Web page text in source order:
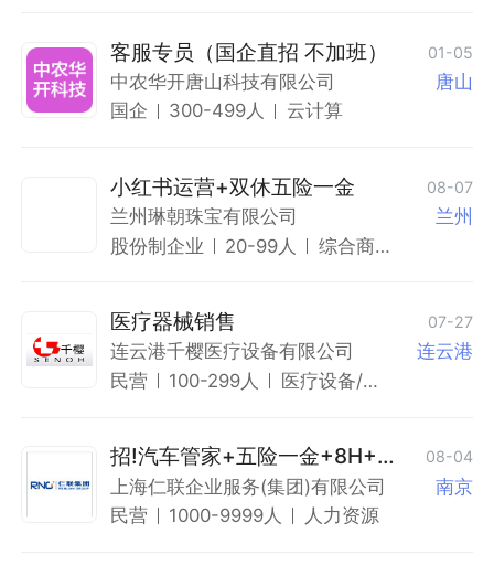
客服专员（国企直招 不加班） 01-05
中农华开唐山科技有限公司
唐山
国企
300-499人 云计算
小红书运营+双休五险一金 08-07
兰州琳朝珠宝有限公司
兰州
股份制企业
20-99人
综合商
医疗器械销售 07-27
连云港千樱医疗设备有限公司
连云港
民营
100-299人
医疗设备/器
招!汽车管家+五险一金+8H+月
入过万+有人带
08-04
上海仁联企业服务(集团)有限公司
南京
民营
1000-9999人 人力资源